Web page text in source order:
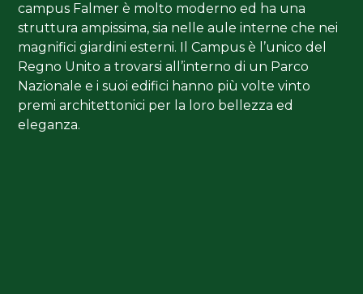
campus Falmer è molto moderno ed ha una
struttura ampissima, sia nelle aule interne che nei
magnifici giardini esterni. Il Campus è l’unico del
Regno Unito a trovarsi all’interno di un Parco
Nazionale e i suoi edifici hanno più volte vinto
premi architettonici per la loro bellezza ed
eleganza.